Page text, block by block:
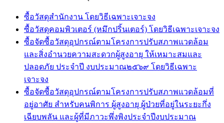
ซื้อวัสดุสำนักงาน โดยวิธีเฉพาะเจาะจง
ซื้อวัสดุคอมพิวเตอร์ (หมึกปริ้นเตอร์) โดยวิธีเฉพาะเจาะจง
ซื้อจัดซื้อวัสดุอุปกรณ์ตามโครงการปรับสภาพแวดล้อม
และสิ่งอำนวยความสะดวกผู้สูงอายุ ให้เหมาะสมและ
ปลอดภัย ประจำปี งบประมาณ๒๕๖๙ โดยวิธีเฉพาะ
เจาะจง
ซื้อจัดซื้อวัสดุอุปกรณ์ตามโครงการปรับสภาพแวดล้อมที่
อยู่อาศัย สำหรับคนพิการ ผู้สูงอายุ ผู้ป่วยที่อยู่ในระยะกึ่ง
เฉียบพลัน และผู้ที่มีภาวะพึ่งพิงประจำปีงบประมาณ